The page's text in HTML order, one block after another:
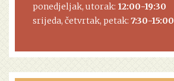
ponedjeljak, utorak: 12:00-19:30
srijeda, četvrtak, petak: 7:30-15:00